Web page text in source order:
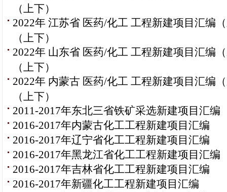
（上下）
2022年 江苏省 医药/化工 工程新建项目汇编
（上下）
2022年 山东省 医药/化工 工程新建项目汇编
（上下）
2022年 内蒙古 医药/化工 工程新建项目汇编
（上下）
2011-2017年东北三省铁矿采选新建项目汇编
2016-2017年内蒙古化工工程新建项目汇编
2016-2017年辽宁省化工工程新建项目汇编
2016-2017年黑龙江省化工工程新建项目汇编
2016-2017年吉林省化工工程新建项目汇编
2016-2017年新疆化工工程新建项目汇编